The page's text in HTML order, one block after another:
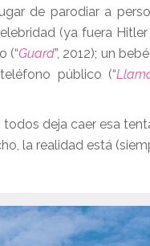
de parodiar a
(ya fuera
(“Guard”, 2012); un
público (“
deja caer esa
la realidad está